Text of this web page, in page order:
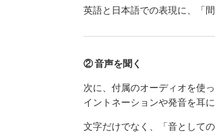
英語と日本語での表現に、「
② 音声を聞く
次に、付属のオーディオを使
イントネーションや発音を耳
文字だけでなく、「音として